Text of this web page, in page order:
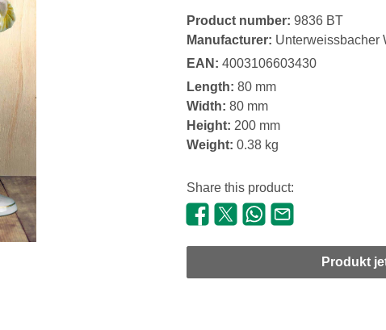
Product number: 9836 BT
Manufacturer: Unterweissbacher
EAN: 4003106603430
Length: 80 mm
Width: 80 mm
Height: 200 mm
Weight: 0.38 kg
Share this product:
Produkt